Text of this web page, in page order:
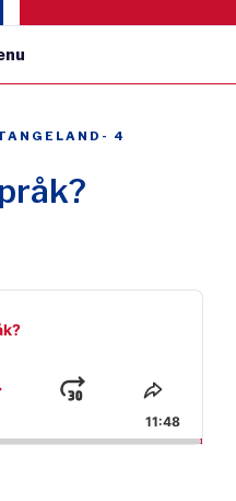
- 4
Jump
Forward
Share
This
11:48